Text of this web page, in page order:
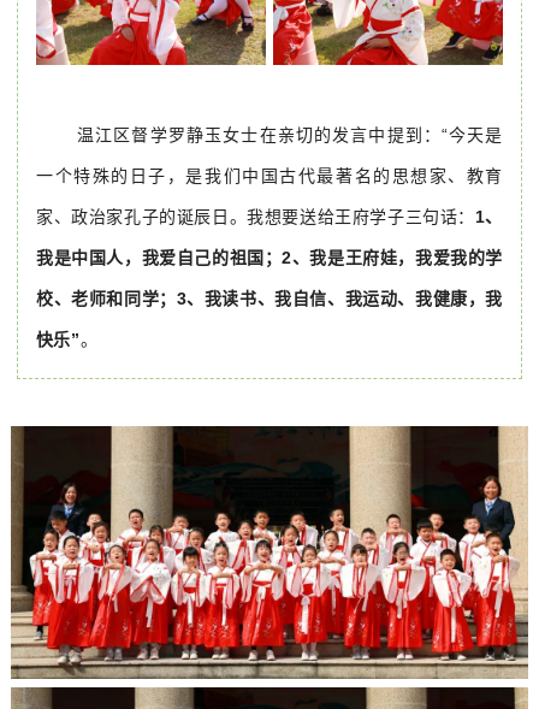
温江区督学罗静玉女士在亲切的发言中提到：“今天是
一个特殊的日子，是我们中国古代最著名的思想家、教育
家、政治家孔子的诞辰日。我想要送给王府学子三句话： 1、
我是中国人，我爱自己的祖国；2、我是王府娃，我爱我的学
校、老师和同学；3、我读书、我自信、我运动、我健康，我
快乐”。